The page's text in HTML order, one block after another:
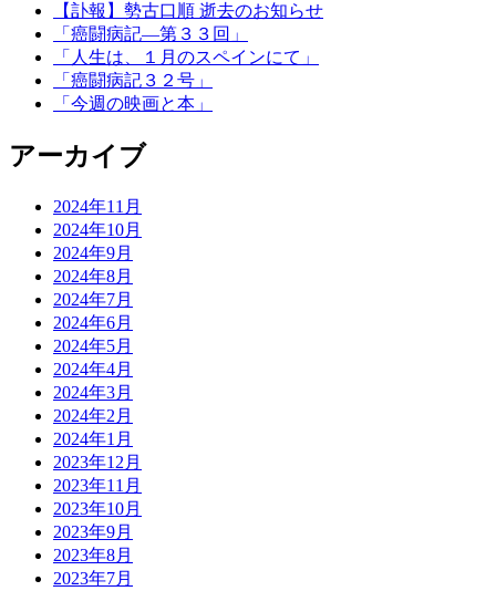
【訃報】勢古口順 逝去のお知らせ
「癌闘病記―第３３回」
「人生は、１月のスペインにて」
「癌闘病記３２号」
「今週の映画と本」
アーカイブ
2024年11月
2024年10月
2024年9月
2024年8月
2024年7月
2024年6月
2024年5月
2024年4月
2024年3月
2024年2月
2024年1月
2023年12月
2023年11月
2023年10月
2023年9月
2023年8月
2023年7月